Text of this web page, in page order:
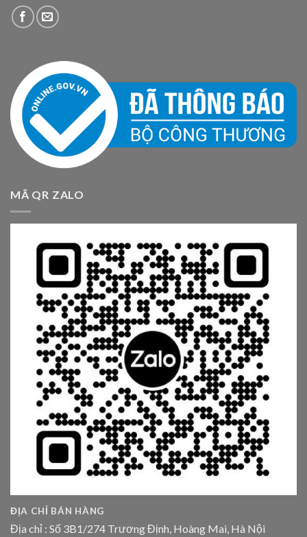
MÃ QR ZALO
ĐỊA CHỈ BÁN HÀNG
Địa chỉ : Số 3B1/274 Trương Định, Hoàng Mai, Hà Nội